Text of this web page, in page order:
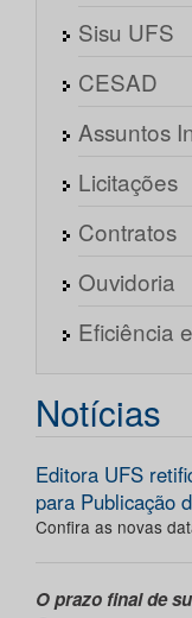
Sisu UFS
CESAD
Assuntos
Licitações
Contratos
Ouvidoria
Eficiência
Notícias
Editora UFS
para Publicação
Confira as novas
O prazo final de